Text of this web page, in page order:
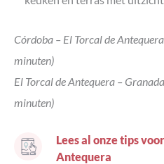
Córdoba – El Torcal de
minuten)
El Torcal de Antequera –
minuten)
Lees al onze tips
Antequera